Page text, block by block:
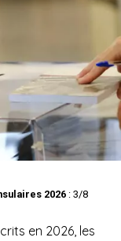
2026 : 3/8
en 2026, les